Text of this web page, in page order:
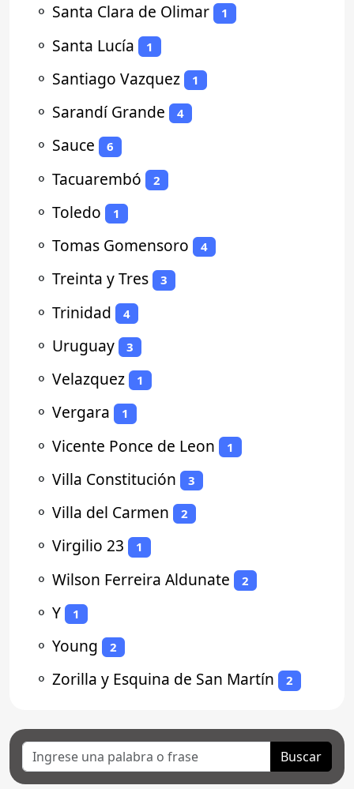
⚬ Santa Clara de Olimar 1
⚬ Santa Lucía 1
⚬ Santiago Vazquez 1
⚬ Sarandí Grande 4
⚬ Sauce 6
⚬ Tacuarembó 2
⚬ Toledo 1
⚬ Tomas Gomensoro 4
⚬ Treinta y Tres 3
⚬ Trinidad 4
⚬ Uruguay 3
⚬ Velazquez 1
⚬ Vergara 1
⚬ Vicente Ponce de Leon 1
⚬ Villa Constitución 3
⚬ Villa del Carmen 2
⚬ Virgilio 23 1
⚬ Wilson Ferreira Aldunate 2
⚬ Y 1
⚬ Young 2
⚬ Zorilla y Esquina de San Martín 2
Buscar